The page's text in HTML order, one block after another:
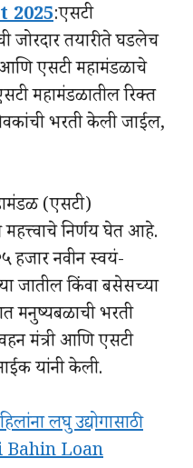
2025:एसटी
जोरदार तयारी ते घडलेच
आणि एसटी महामंडळाचे
महामंडळातील रिक्त
भरती केली जाईल,
(एसटी)
महत्त्वाचे निर्णय घेत आहे.
हजार नवीन स्वयं-
जातील किंवा बसेसच्या
मनुष्यबळाची भरती
मंत्री आणि एसटी
यांनी केली.
लघु उद्योगासाठी
Bahin Loan